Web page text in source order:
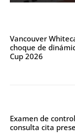
Vancouver
choque de
Cup 2026
Examen de
consulta cita